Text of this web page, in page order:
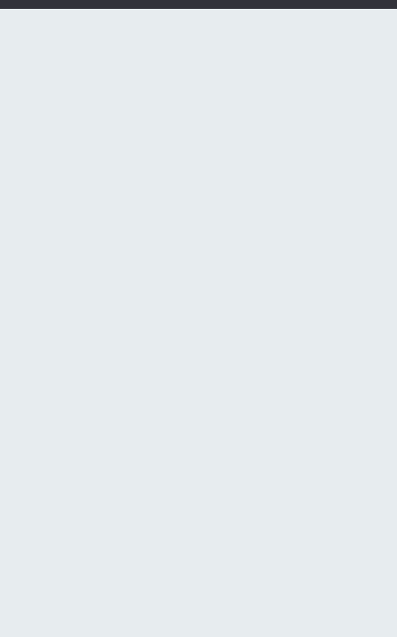
は公序良俗に反する行為をし、責任問題が発生した場合、そ